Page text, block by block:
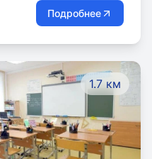
Подробнее
1.7 км